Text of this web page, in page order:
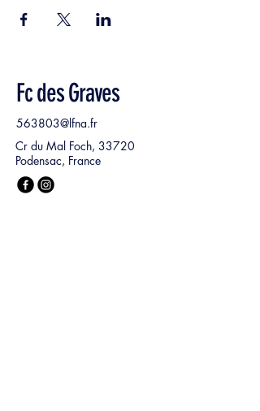
Fc des Graves
563803@lfna.fr
Cr du Mal Foch, 33720
Podensac, France